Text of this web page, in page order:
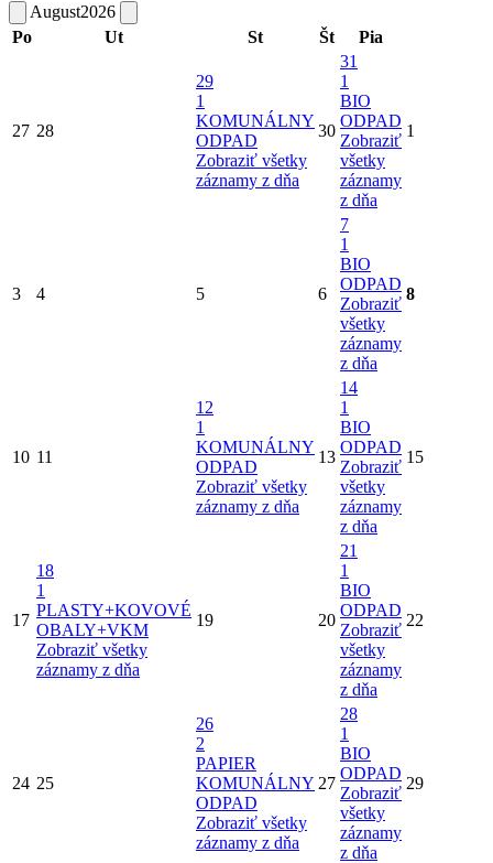
August2026
Po
Ut St Št Pia
27 28
29
1
KOMUNÁLNY
ODPAD
Zobraziť všetky
záznamy z dňa
30
31
1
BIO
ODPAD
Zobraziť
všetky
záznamy
z dňa
1
3 4 5 6
7
1
BIO
ODPAD
Zobraziť
všetky
záznamy
z dňa
8
10 11
12
1
KOMUNÁLNY
ODPAD
Zobraziť všetky
záznamy z dňa
13
14
1
BIO
ODPAD
Zobraziť
všetky
záznamy
z dňa
15
17
18
1
PLASTY+KOVOVÉ
OBALY+VKM
Zobraziť všetky
záznamy z dňa
19 20
21
1
BIO
ODPAD
Zobraziť
všetky
záznamy
z dňa
22
24 25
26
2
PAPIER
KOMUNÁLNY
ODPAD
Zobraziť všetky
záznamy z dňa
27
28
1
BIO
ODPAD
Zobraziť
všetky
záznamy
z dňa
29